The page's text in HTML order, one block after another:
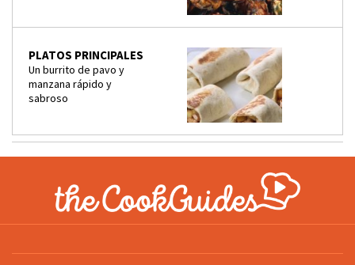
PLATOS PRINCIPALES
Un burrito de pavo y
manzana rápido y
sabroso